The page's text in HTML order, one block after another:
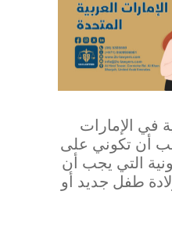
في الإمارات
أن تكوني على
التي يجب أن
طفل جديد أو